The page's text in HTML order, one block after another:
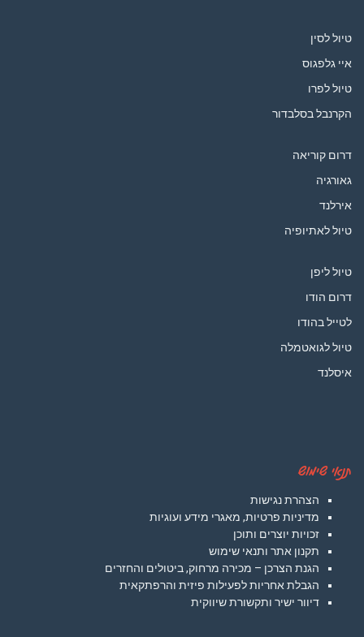
טיול לסין
איי גלפגוס
טיול לפרו
הקרנבל בסלבדור
דרום קוריאה
גאורגיה
אירלנד
טיול לאתיופיה
טיול ליפן
דרום הודו
לטייל בהודו
טיול לגואטמלה
איסלנד
תנאי שימוש
הצהרת נגישות
מדיניות פרטיות, מאגרי מידע ועוגיות
זכויות יוצרים ותוכן
תקנון אתר ותנאי שימוש
הגנת הצרכן – מכירה מרחוק, ביטולים והחזרים
הגבלת אחריות לפעילות פיזית והרפתקאית
דיוור ישיר ותקשורת שיווקית